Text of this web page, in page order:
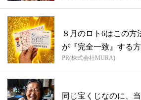
８月のロト6はこの
が『完全一致』する
PR(株式会社MURA)
同じ宝くじなのに、